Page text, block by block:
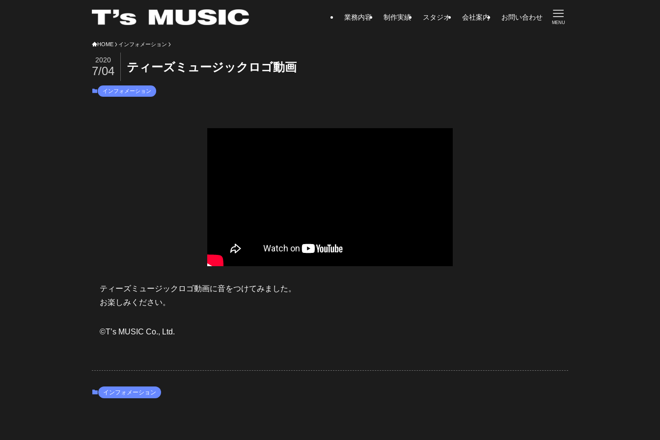
業務内容 制作実績 スタジオ 会社案内 お問い合わせ
MENU
HOME インフォメーション
ティーズミュージックロゴ動画
2020
7/04
インフォメーション
ティーズミュージックロゴ動画に音をつけてみました。
お楽しみください。
©T’s MUSIC Co., Ltd.
インフォメーション